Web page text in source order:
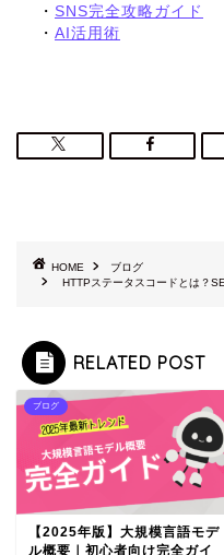
・ SNS完全攻略ガイド
・ AI活用術
HOME
ブログ
HTTPステータスコードとは？
RELATED POST
ブログ
【2025年版】大規模言語モデ
ル概要｜初心者向け完全ガイ